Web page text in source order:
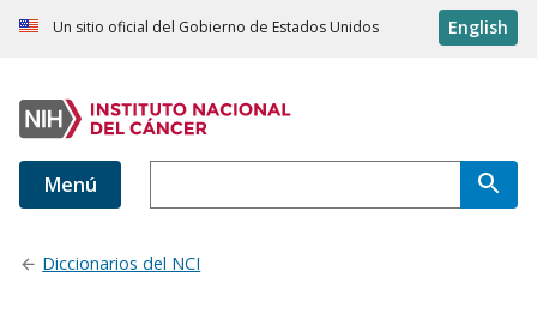
Un sitio oficial del Gobierno de Estados Unidos English
Menú
Diccionarios del NCI